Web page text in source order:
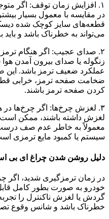
۱. افزایش زمان توقف: اگر
در مقایسه با معمول بسیار
قطعه‌های سایز کوچک شده
می‌تواند به خطرناک باشد و
۲. صدای عجیب: اگر هنگام
زنگوله یا صدای بیرون آمدن
عملکرد ضعیف ترمز باشد. این
ضخامت صفحه ترمز، خرابی
کردن صفحه ترمز باشند.
۳. لغزش چرخ‌ها: اگر چرخ‌ها در
لغزش داشته باشند، ممکن
معمولاً به خاطر عدم صف
سیستم یا کمبود مایع ترمزی
دلیل روشن شدن چراغ ای بی
در زمان ترمزگیری شدید، اگر
خودرو به صورت بطور کامل
گردش یا لغزش ناکنترل را
خطرناک باشد و شانس وقوع